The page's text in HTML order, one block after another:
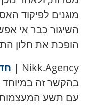
מוגנים לפיקוד
השיגור כבר אי
הופכת את חלון
| Nikk.Agency
בהקשר זה
עם תשע המעצמות